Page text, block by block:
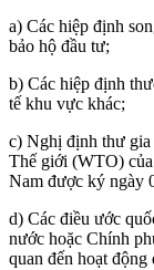
a) Các hiệp định
bảo hộ đầu tư;
b) Các hiệp định
tế khu vực khác;
c) Nghị định thư
Thế giới (WTO)
Nam được ký ngày
d) Các điều ước
nước hoặc Chính
quan đến hoạt động